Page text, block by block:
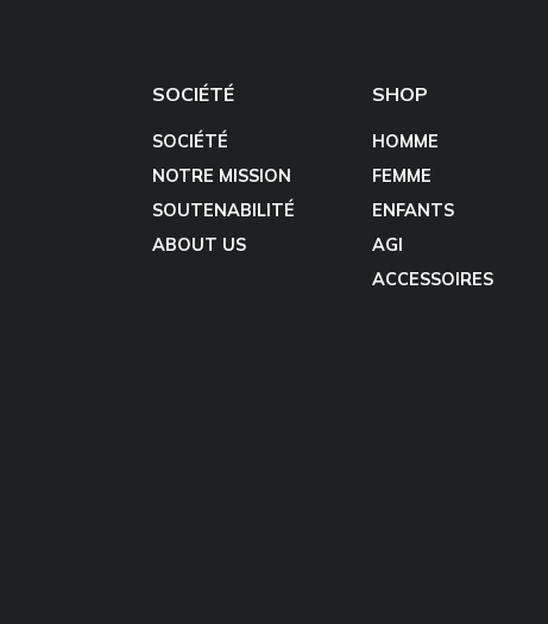
SOCIÉTÉ
SOCIÉTÉ
NOTRE MISSION
SOUTENABILITÉ
ABOUT US
SHOP
HOMME
FEMME
ENFANTS
AGI
ACCESSOIRES